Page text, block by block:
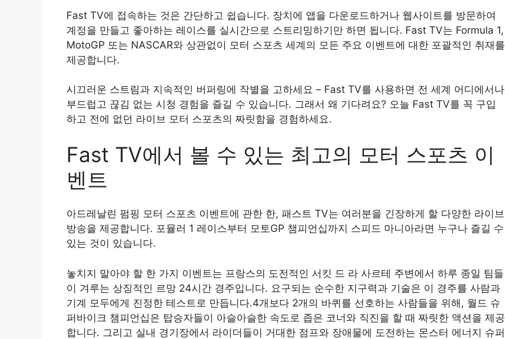
Fast TV에 접속하는 것은 간단하고 쉽습니다. 장치에 앱을 다운로드하거나 웹사이트를 방문하여
계정을 만들고 좋아하는 레이스를 실시간으로 스트리밍하기만 하면 됩니다. Fast TV는 Formula 1,
MotoGP 또는 NASCAR와 상관없이 모터 스포츠 세계의 모든 주요 이벤트에 대한 포괄적인 취재를
제공합니다.
시끄러운 스트림과 지속적인 버퍼링에 작별을 고하세요 – Fast TV를 사용하면 전 세계 어디에서나
부드럽고 끊김 없는 시청 경험을 즐길 수 있습니다. 그래서 왜 기다려요? 오늘 Fast TV를 꼭 구입
하고 전에 없던 라이브 모터 스포츠의 짜릿함을 경험하세요.
Fast TV에서 볼 수 있는 최고의 모터 스포츠 이
벤트
아드레날린 펌핑 모터 스포츠 이벤트에 관한 한, 패스트 TV는 여러분을 긴장하게 할 다양한 라이브
방송을 제공합니다. 포뮬러 1 레이스부터 모토GP 챔피언십까지 스피드 마니아라면 누구나 즐길 수
있는 것이 있습니다.
놓치지 말아야 할 한 가지 이벤트는 프랑스의 도전적인 서킷 드 라 사르테 주변에서 하루 종일 팀들
이 겨루는 상징적인 르망 24시간 경주입니다. 요구되는 순수한 지구력과 기술은 이 경주를 사람과
기계 모두에게 진정한 테스트로 만듭니다.4개보다 2개의 바퀴를 선호하는 사람들을 위해, 월드 슈
퍼바이크 챔피언십은 탑승자들이 아슬아슬한 속도로 좁은 코너와 직진을 할 때 짜릿한 액션을 제공
합니다. 그리고 실내 경기장에서 라이더들이 거대한 점프와 장애물에 도전하는 몬스터 에너지 슈퍼